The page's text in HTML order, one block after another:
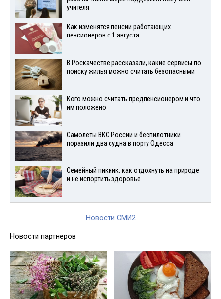
учителя
Как изменятся пенсии работающих
пенсионеров с 1 августа
В Роскачестве рассказали, какие сервисы по
поиску жилья можно считать безопасными
Кого можно считать предпенсионером и что
им положено
Самолеты ВКС России и беспилотники
поразили два судна в порту Одесса
Семейный пикник: как отдохнуть на природе
и не испортить здоровье
Новости СМИ2
Новости партнеров